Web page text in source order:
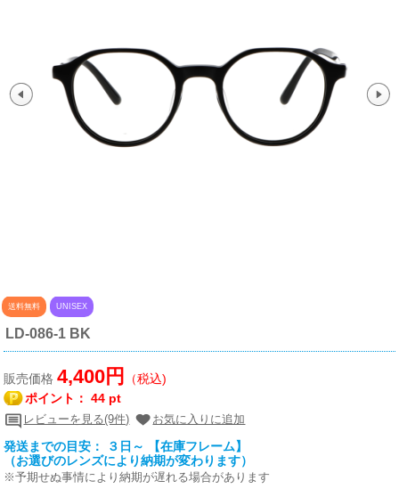
送料無料 UNISEX
LD-086-1 BK
販売価格4,400円
（税込)
ポイント：44 pt
レビューを見る(9件) お気に入りに追加
発送までの目安： ３日～ 【在庫フレーム】
（お選びのレンズにより納期が変わります）
※予期せぬ事情により納期が遅れる場合があります